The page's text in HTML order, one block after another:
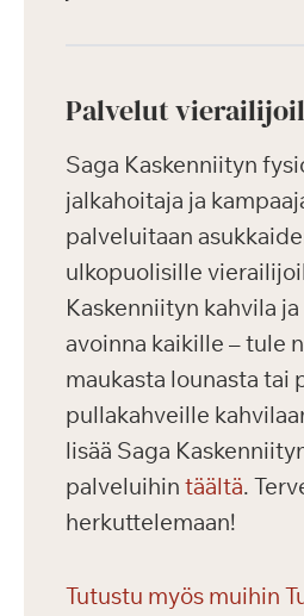
Palvelut
Saga Kaskenniityn
jalkahoitaja ja
palveluitaan
ulkopuolisille
Kaskenniityn kahvila
avoinna kaikille – tule
maukasta lounasta tai
pullakahveille
lisää Saga
palveluihin täältä.
herkuttelemaan!
Tutustu myös muihin